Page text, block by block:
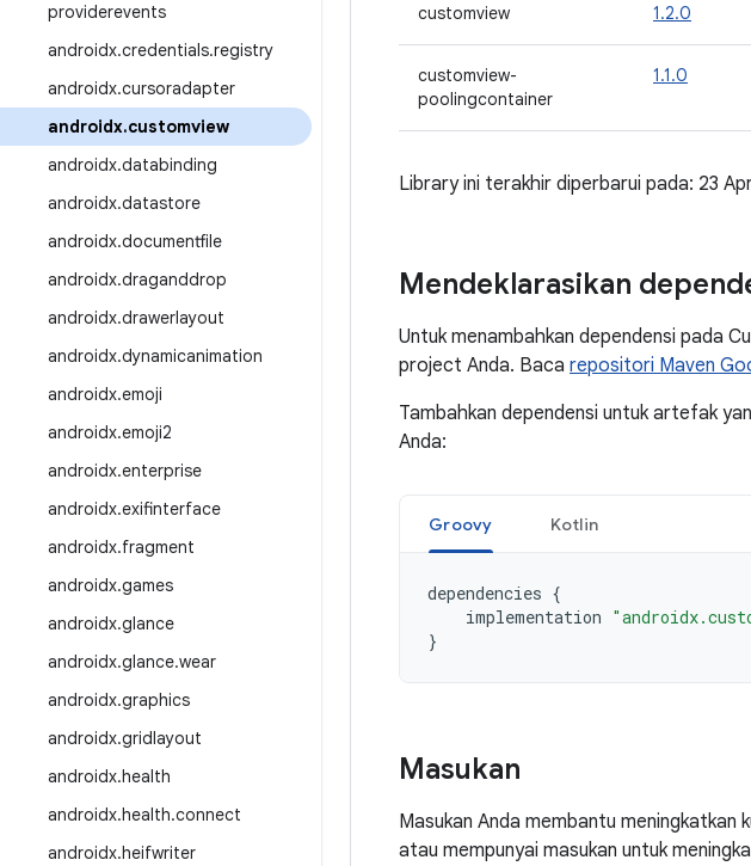
providerevents
androidx.credentials.registry
androidx.cursoradapter
androidx.customview
androidx.databinding
androidx.datastore
androidx.documentfile
androidx.draganddrop
androidx.drawerlayout
androidx.dynamicanimation
androidx.emoji
androidx.emoji2
androidx.enterprise
androidx.exifinterface
androidx.fragment
androidx.games
androidx.glance
androidx.glance.wear
androidx.graphics
androidx.gridlayout
androidx.health
androidx.health.connect
androidx.heifwriter
customview 1.2.0
customview-
poolingcontainer
1.1.0
Library ini terakhir diperbarui pada: 23
Mendeklarasikan
Untuk menambahkan dependensi pada
project Anda. Baca repositori Maven
Tambahkan dependensi untuk artefak
Anda:
Groovy Kotlin
dependencies {
implementation
}
Masukan
Masukan Anda membantu meningkatkan
atau mempunyai masukan untuk